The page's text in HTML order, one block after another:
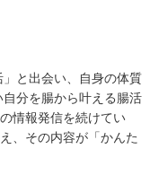
と出会い、自身の体質
分を腸から叶える腸活
情報発信を続けてい
、その内容が「かんた